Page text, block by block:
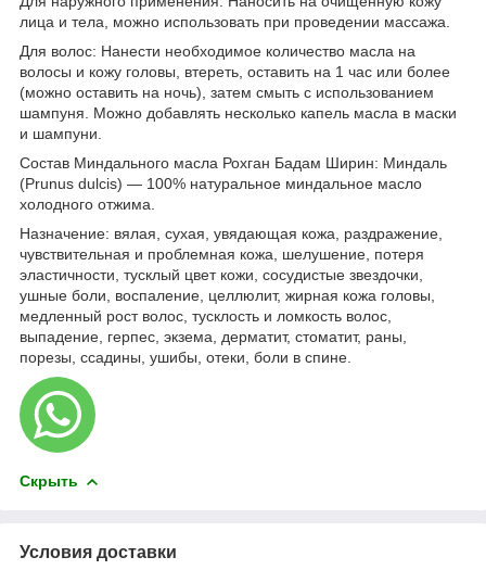
лица и тела, можно использовать при проведении массажа.
Для волос: Нанести необходимое количество масла на
волосы и кожу головы, втереть, оставить на 1 час или более
(можно оставить на ночь), затем смыть с использованием
шампуня. Можно добавлять несколько капель масла в маски
и шампуни.
Состав Миндального масла Рохган Бадам Ширин: Миндаль
(Prunus dulcis) — 100% натуральное миндальное масло
холодного отжима.
Назначение: вялая, сухая, увядающая кожа, раздражение,
чувствительная и проблемная кожа, шелушение, потеря
эластичности, тусклый цвет кожи, сосудистые звездочки,
ушные боли, воспаление, целлюлит, жирная кожа головы,
медленный рост волос, тусклость и ломкость волос,
выпадение, герпес, экзема, дерматит, стоматит, раны,
порезы, ссадины, ушибы, отеки, боли в спине.
Скрыть
Условия доставки